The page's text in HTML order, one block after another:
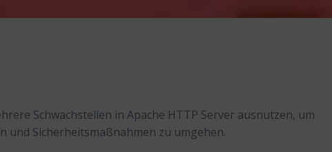
Schwachstellen in Apache HTTP Server ausnutzen, um
und Sicherheitsmaßnahmen zu umgehen.